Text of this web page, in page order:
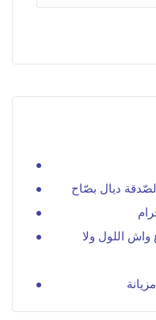
طاع واش اللول ولا